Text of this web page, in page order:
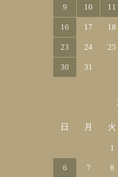
9 10 11
16 17 18
23 24 25
30 31
日 月 火
1
6 7 8